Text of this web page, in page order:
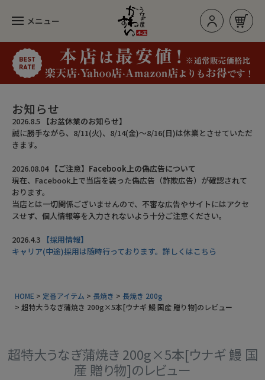
メニュー
お知らせ
2026.8.5 【お盆休業のお知らせ】
誠に勝手ながら、8/11(火)、8/14(金)～8/16(日)は休業とさせていただ
きます。
2026.08.04 【ご注意】Facebook上の偽広告について
現在、Facebook上で当店を装った偽広告（詐欺広告）が確認されて
おります。
当店とは一切関係ございませんので、不審な広告やサイトにはアクセ
スせず、個人情報等を入力されないよう十分ご注意ください。
2026.4.3 【採用情報】
キャリア(中途)採用は随時行っております。詳しくはこちら
HOME 定番アイテム 長焼き
長焼き 200g
超特大うなぎ蒲焼き 200g×5本[ウナギ 鰻 国産 贈り物]のレビュー
超特大うなぎ蒲焼き 200g×5本[ウナギ 鰻 国
産 贈り物]のレビュー
ログイン/新規登録 お買い物カゴ
カテゴリー
人気のセット
長焼き
きざみうなぎ
ギフトセット
タレ・山椒